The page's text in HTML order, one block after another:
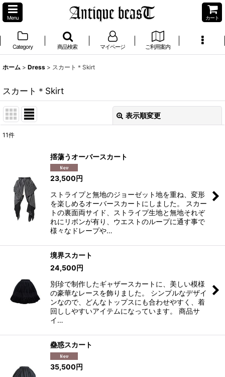
Menu カート
Category 商品検索 マイページ ご利用案内
ホーム > Dress > スカート＊Skirt
スカート＊Skirt
表示順変更
絞り込む
11件
揺蕩うオーバースカート
23,500円
ストライプと無地のジョーゼット地を重ね、変形
を楽しめるオーバースカートにしました。 スカー
トの裏面両サイド、ストライプ生地と無地それぞ
れにリボンが有り、ウエストのループに通す事で
様々なドレープや…
境界スカート
24,500円
別珍で制作したギャザースカートに、美しい模様
の豪華なレースを飾りました。 シンプルなデザイ
ンなので、どんなトップスにも合わせやすく、着
回ししやすいアイテムになっています。 商品サ
イ…
蠱惑スカート
35,500円